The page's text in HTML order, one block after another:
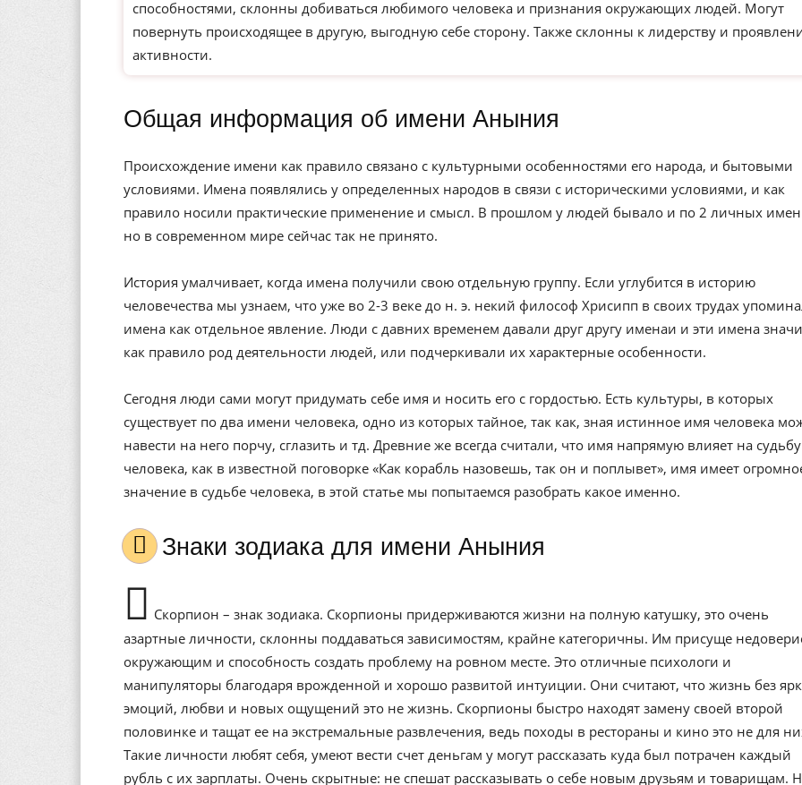
способностями, склонны добиваться любимого человека и признания окружающих людей. Могут
повернуть происходящее в другую, выгодную себе сторону. Также склонны к лидерству и
активности.
Общая информация об имени Аныния
Происхождение имени как правило связано с культурными особенностями его народа, и бытовыми
условиями. Имена появлялись у определенных народов в связи с историческими условиями, и как
правило носили практические применение и смысл. В прошлом у людей бывало и по 2 личных
но в современном мире сейчас так не принято.
История умалчивает, когда имена получили свою отдельную группу. Если углубится в историю
человечества мы узнаем, что уже во 2-3 веке до н. э. некий философ Хрисипп в своих трудах
имена как отдельное явление. Люди с давних временем давали друг другу именаи и эти имена
как правило род деятельности людей, или подчеркивали их характерные особенности.
Сегодня люди сами могут придумать себе имя и носить его с гордостью. Есть культуры, в которых
существует по два имени человека, одно из которых тайное, так как, зная истинное имя человека
навести на него порчу, сглазить и тд. Древние же всегда считали, что имя напрямую влияет на судьбу
человека, как в известной поговорке «Как корабль назовешь, так он и поплывет», имя имеет
значение в судьбе человека, в этой статье мы попытаемся разобрать какое именно.
Знаки зодиака для имени Аныния
Скорпион – знак зодиака. Скорпионы придерживаются жизни на полную катушку, это очень
азартные личности, склонны поддаваться зависимостям, крайне категоричны. Им присуще
окружающим и способность создать проблему на ровном месте. Это отличные психологи и
манипуляторы благодаря врожденной и хорошо развитой интуиции. Они считают, что жизнь без
эмоций, любви и новых ощущений это не жизнь. Скорпионы быстро находят замену своей второй
половинке и тащат ее на экстремальные развлечения, ведь походы в рестораны и кино это не для
Такие личности любят себя, умеют вести счет деньгам у могут рассказать куда был потрачен каждый
рубль с их зарплаты. Очень скрытные: не спешат рассказывать о себе новым друзьям и товарищам.